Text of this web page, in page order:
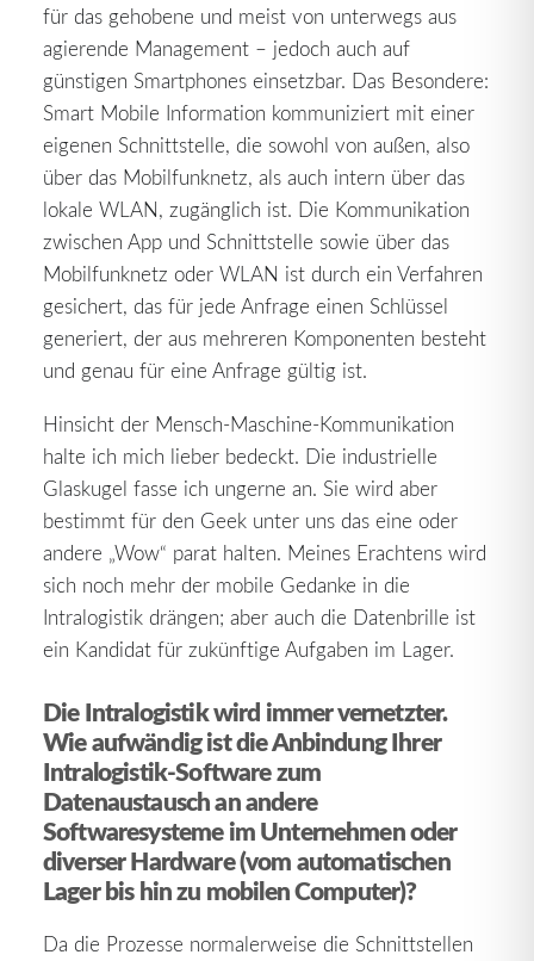
für das gehobene und meist von unterwegs aus
agierende Management – jedoch auch auf
günstigen Smartphones einsetzbar. Das Besondere:
Smart Mobile Information kommuniziert mit einer
eigenen Schnittstelle, die sowohl von außen, also
über das Mobilfunknetz, als auch intern über das
lokale WLAN, zugänglich ist. Die Kommunikation
zwischen App und Schnittstelle sowie über das
Mobilfunknetz oder WLAN ist durch ein Verfahren
gesichert, das für jede Anfrage einen Schlüssel
generiert, der aus mehreren Komponenten besteht
und genau für eine Anfrage gültig ist.
Hinsicht der Mensch-Maschine-Kommunikation
halte ich mich lieber bedeckt. Die industrielle
Glaskugel fasse ich ungerne an. Sie wird aber
bestimmt für den Geek unter uns das eine oder
andere „Wow“ parat halten. Meines Erachtens wird
sich noch mehr der mobile Gedanke in die
Intralogistik drängen; aber auch die Datenbrille ist
ein Kandidat für zukünftige Aufgaben im Lager.
Die Intralogistik wird immer vernetzter.
Wie aufwändig ist die Anbindung Ihrer
Intralogistik-Software zum
Datenaustausch an andere
Softwaresysteme im Unternehmen oder
diverser Hardware (vom automatischen
Lager bis hin zu mobilen Computer)?
Da die Prozesse normalerweise die Schnittstellen